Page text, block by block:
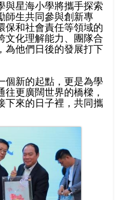
與星海小學將攜手探索
師生共同參與創新專
保和社會責任等領域的
文化理解能力、團隊合
為他們日後的發展打下
個新的起點，更是為學
更廣闊世界的橋樑，
下來的日子裡，共同攜